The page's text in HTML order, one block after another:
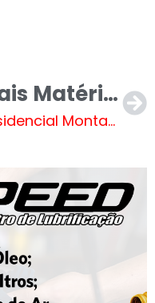
Mais Matérias
Residencial Montanini será o bairro atendido pelo Mutirão da Limpeza na próxima semana